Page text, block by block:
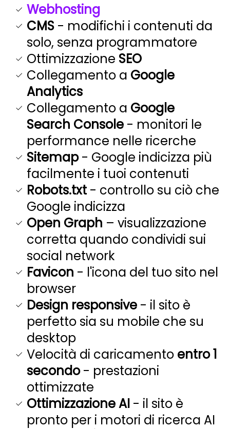
Webhosting
CMS - modifichi i contenuti da
solo, senza programmatore
Ottimizzazione SEO
Collegamento a Google
Analytics
Collegamento a Google
Search Console - monitori le
performance nelle ricerche
Sitemap- Google indicizza più
facilmente i tuoi contenuti
Robots.txt - controllo su ciò che
Google indicizza
Open Graph – visualizzazione
corretta quando condividi sui
social network
Favicon - l'icona del tuo sito nel
browser
Design responsive - il sito è
perfetto sia su mobile che su
desktop
Velocità di caricamento entro 1
secondo- prestazioni
ottimizzate
Ottimizzazione AI - il sito è
pronto per i motori di ricerca AI